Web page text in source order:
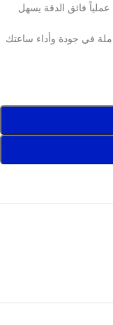
فائق الدقة يسهل
في جودة وأداء ساعتك